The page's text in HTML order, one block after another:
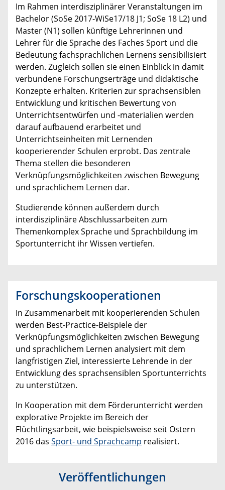
Im Rahmen interdisziplinärer Veranstaltungen im
Bachelor (SoSe 2017-WiSe17/18 J1; SoSe 18 L2) und
Master (N1) sollen künftige Lehrerinnen und
Lehrer für die Sprache des Faches Sport und die
Bedeutung fachsprachlichen Lernens sensibilisiert
werden. Zugleich sollen sie einen Einblick in damit
verbundene Forschungserträge und didaktische
Konzepte erhalten. Kriterien zur sprachsensiblen
Entwicklung und kritischen Bewertung von
Unterrichtsentwürfen und -materialien werden
darauf aufbauend erarbeitet und
Unterrichtseinheiten mit Lernenden
kooperierender Schulen erprobt. Das zentrale
Thema stellen die besonderen
Verknüpfungsmöglichkeiten zwischen Bewegung
und sprachlichem Lernen dar.
Studierende können außerdem durch
interdisziplinäre Abschlussarbeiten zum
Themenkomplex Sprache und Sprachbildung im
Sportunterricht ihr Wissen vertiefen.
Forschungskooperationen
In Zusammenarbeit mit kooperierenden Schulen
werden Best-Practice-Beispiele der
Verknüpfungsmöglichkeiten zwischen Bewegung
und sprachlichem Lernen analysiert mit dem
langfristigen Ziel, interessierte Lehrende in der
Entwicklung des sprachsensiblen Sportunterrichts
zu unterstützen.
In Kooperation mit dem Förderunterricht werden
explorative Projekte im Bereich der
Flüchtlingsarbeit, wie beispielsweise seit Ostern
2016 das Sport- und Sprachcamp realisiert.
Veröffentlichungen